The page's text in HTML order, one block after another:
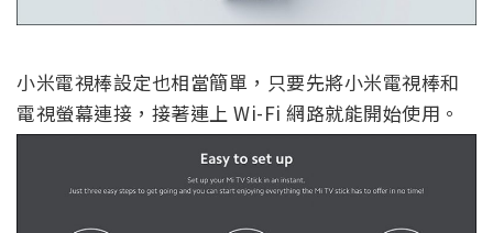
小米電視棒設定也相當簡單，只要先將小米電視棒和
電視螢幕連接，接著連上 Wi-Fi 網路就能開始使用。